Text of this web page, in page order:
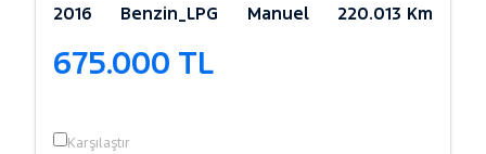
2016 Benzin_LPG Manuel 220.013 Km
675.000 TL
Karşılaştır